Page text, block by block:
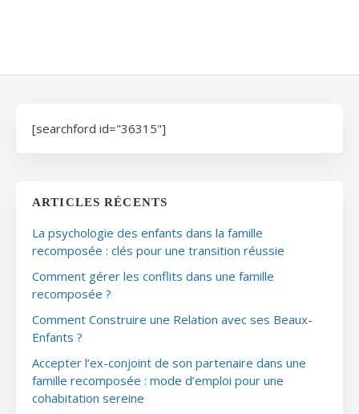
[searchford id="36315"]
ARTICLES RÉCENTS
La psychologie des enfants dans la famille
recomposée : clés pour une transition réussie
Comment gérer les conflits dans une famille
recomposée ?
Comment Construire une Relation avec ses Beaux-
Enfants ?
Accepter l’ex-conjoint de son partenaire dans une
famille recomposée : mode d’emploi pour une
cohabitation sereine